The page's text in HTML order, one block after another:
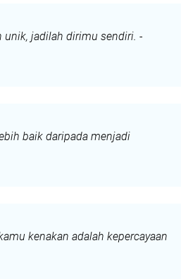
unik, jadilah dirimu sendiri. -
baik daripada menjadi
kenakan adalah kepercayaan